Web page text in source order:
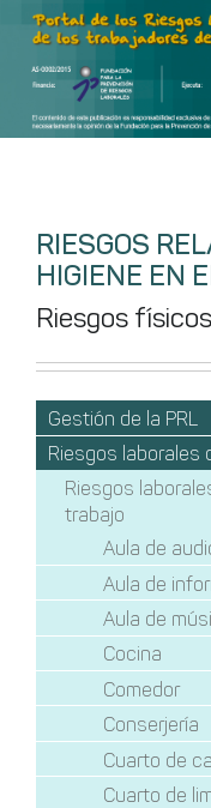
RIESGOS
HIGIENE EN
Riesgos físicos
Gestión de la PRL
Riesgos laborales
Riesgos
trabajo
Aula de
Aula de
Aula de
Cocina
Comedor
Conserjería
Cuarto de
Cuarto de